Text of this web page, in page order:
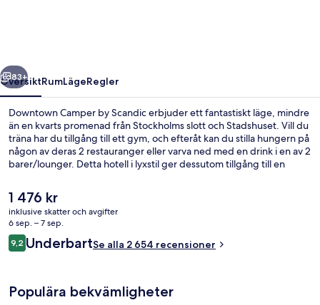
Nästa
83+
ÖversiktRumLägeRegler
Downtown Camper by Scandic erbjuder ett fantastiskt läge, mindre
än en kvarts promenad från Stockholms slott och Stadshuset. Vill du
träna har du tillgång till ett gym, och efteråt kan du stilla hungern på
någon av deras 2 restauranger eller varva ned med en drink i en av 2
barer/lounger. Detta hotell i lyxstil ger dessutom tillgång till en
väl om den hjälpsamma personalen och frukosten. Kollektivtrafik
finns i närheten. Till T-Centralen Spårv hållplats tar det 2 minuter att
gå och till T-Centralen är det 3 minuter.
Det
nuvarande
priset
är
1 476 kr
1 476 kr
inklusive skatter och avgifter
6 sep. – 7 sep.
Recensioner
9,29,2 av 10,
UnderbartSe alla 2 654 recensioner
Populära bekvämligheter